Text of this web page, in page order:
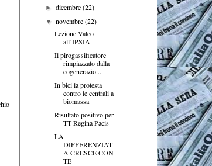
►dicembre(22)
▼novembre(22)
Lezione Valeo
all’IPSIA
Il pirogassificatore
rimpiazzato dalla
cogenerazio...
In bici la protesta
contro le centrali a
biomassa
Risultato positivo per
TT Regina Pacis
LA
DIFFERENZIAT
A CRESCE CON
TE